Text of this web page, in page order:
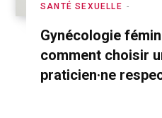
SANTÉ SEXUELLE
Gynécologie
comment choisir
praticien·ne